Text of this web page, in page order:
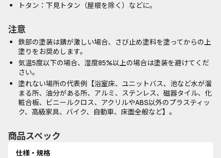
トタン：下見トタン（屋根を除く）などに。
注意
鉄部の塗装は錆が激しい場合、さび止め塗料を塗ってからの上
塗りをお奨めします。
気温5度以下の場合、湿度85%以上の場合は塗装を避けてくだ
さい。
塗れない場所の代表例【浴室床、ユニットバス、池など水が溜
まる所、油分がある所、アルミ、ステンレス、磁器タイル、化
粧合板、ビニールクロス、アクリルやABS以外のプラスティッ
ク、高級家具、バイク、自動車、床面全般など】。
商品スペック
仕様・規格